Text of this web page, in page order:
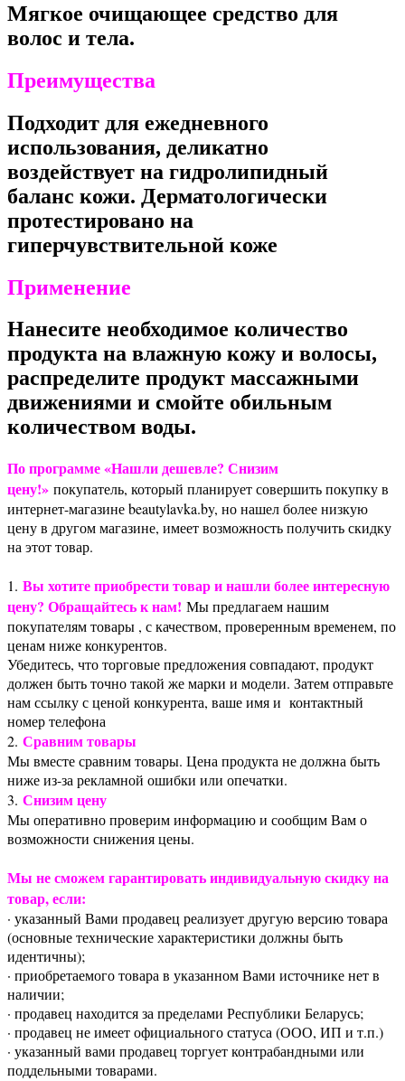
Мягкое очищающее средство для
волос и тела.
Преимущества
Подходит для ежедневного
использования, деликатно
воздействует на гидролипидный
баланс кожи. Дерматологически
протестировано на
гиперчувствительной коже
Применение
Нанесите необходимое количество
продукта на влажную кожу и волосы,
распределите продукт массажными
движениями и смойте обильным
количеством воды.
По программе «Нашли дешевле? Снизим
цену!» покупатель, который планирует совершить покупку в
интернет-магазине beautylavka.by, но нашел более низкую
цену в другом магазине, имеет возможность получить скидку
на этот товар.
1. Вы хотите приобрести товар и нашли более интересную
цену? Обращайтесь к нам! Мы предлагаем нашим
покупателям товары , с качеством, проверенным временем, по
ценам ниже конкурентов.
Убедитесь, что торговые предложения совпадают, продукт
должен быть точно такой же марки и модели. Затем отправьте
нам ссылку с ценой конкурента, ваше имя и контактный
номер телефона
2. Сравним товары
Мы вместе сравним товары. Цена продукта не должна быть
ниже из-за рекламной ошибки или опечатки.
3. Снизим цену
Мы оперативно проверим информацию и сообщим Вам о
возможности снижения цены.
Мы не сможем гарантировать индивидуальную скидку на
товар, если:
· указанный Вами продавец реализует другую версию товара
(основные технические характеристики должны быть
идентичны);
· приобретаемого товара в указанном Вами источнике нет в
наличии;
· продавец находится за пределами Республики Беларусь;
· продавец не имеет официального статуса (ООО, ИП и т.п.)
· указанный вами продавец торгует контрабандными или
поддельными товарами.